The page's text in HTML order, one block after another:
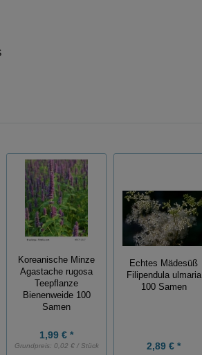
Koreanische Minze
Agastache rugosa
Teepflanze
Bienenweide 100
Samen
1,99 € *
Grundpreis: 0,02 € / Stück
Echtes Mädesüß
Filipendula ulmaria
100 Samen
2,89 € *